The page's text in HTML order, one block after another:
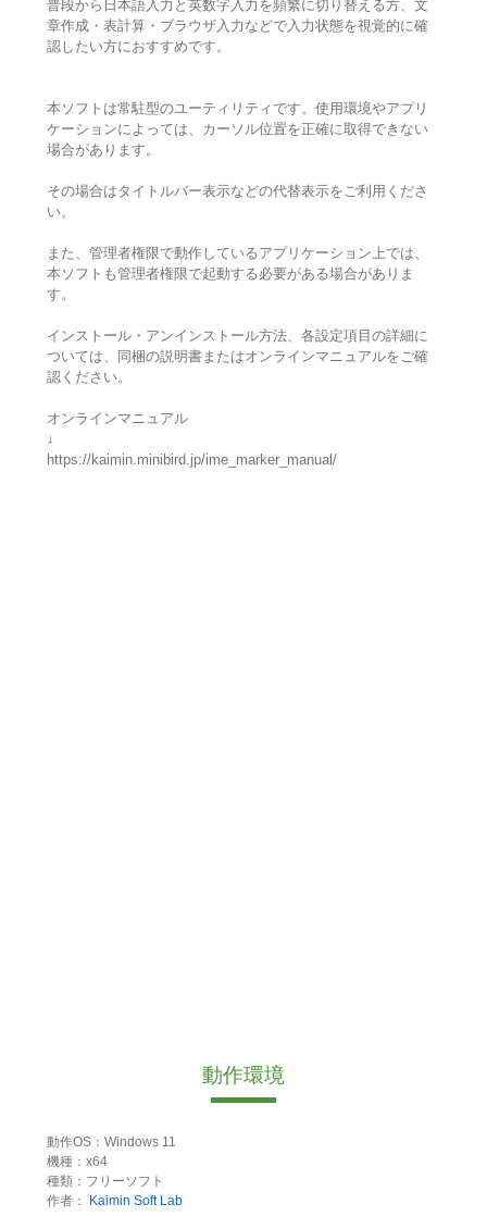
普段から日本語入力と英数字入力を頻繁に切り替える方、文
章作成・表計算・ブラウザ入力などで入力状態を視覚的に確
認したい方におすすめです。
本ソフトは常駐型のユーティリティです。使用環境やアプリ
ケーションによっては、カーソル位置を正確に取得できない
場合があります。
その場合はタイトルバー表示などの代替表示をご利用くださ
い。
また、管理者権限で動作しているアプリケーション上では、
本ソフトも管理者権限で起動する必要がある場合がありま
す。
インストール・アンインストール方法、各設定項目の詳細に
ついては、同梱の説明書またはオンラインマニュアルをご確
認ください。
オンラインマニュアル
↓
https://kaimin.minibird.jp/ime_marker_manual/
動作環境
動作OS：Windows 11
機種：x64
種類：フリーソフト
作者：
Kaimin Soft Lab